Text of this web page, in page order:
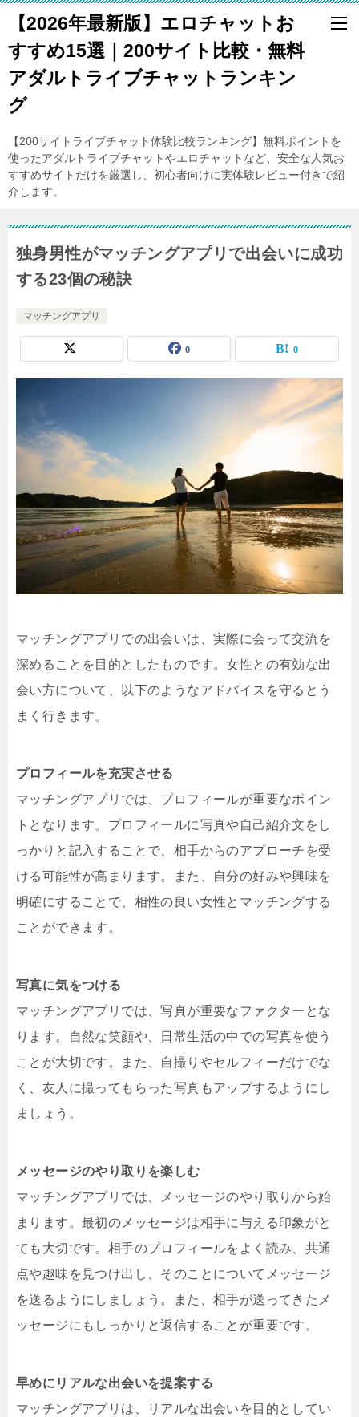
【2026年最新版】エロチャットお
すすめ15選｜200サイト比較・無料
アダルトライブチャットランキン
グ
【200サイトライブチャット体験比較ランキング】無料ポイントを
使ったアダルトライブチャットやエロチャットなど、安全な人気お
すすめサイトだけを厳選し、初心者向けに実体験レビュー付きで紹
介します。
独身男性がマッチングアプリで出会いに成功
する23個の秘訣
マッチングアプリ
0 0
マッチングアプリでの出会いは、実際に会って交流を
深めることを目的としたものです。女性との有効な出
会い方について、以下のようなアドバイスを守るとう
まく行きます。
プロフィールを充実させる
マッチングアプリでは、プロフィールが重要なポイン
トとなります。プロフィールに写真や自己紹介文をし
っかりと記入することで、相手からのアプローチを受
ける可能性が高まります。また、自分の好みや興味を
明確にすることで、相性の良い女性とマッチングする
ことができます。
写真に気をつける
マッチングアプリでは、写真が重要なファクターとな
ります。自然な笑顔や、日常生活の中での写真を使う
ことが大切です。また、自撮りやセルフィーだけでな
く、友人に撮ってもらった写真もアップするようにし
ましょう。
メッセージのやり取りを楽しむ
マッチングアプリでは、メッセージのやり取りから始
まります。最初のメッセージは相手に与える印象がと
ても大切です。相手のプロフィールをよく読み、共通
点や趣味を見つけ出し、そのことについてメッセージ
を送るようにしましょう。また、相手が送ってきたメ
ッセージにもしっかりと返信することが重要です。
早めにリアルな出会いを提案する
マッチングアプリは、リアルな出会いを目的としてい